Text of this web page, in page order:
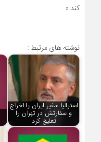
کند.»
نوشته های مرتبط :
استرالیا سفیر ایران را اخراج
و سفارتش در تهران را
تعلیق کرد